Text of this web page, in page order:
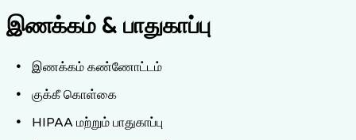
இணக்கம் & பாதுகாப்பு
இணக்கம் கண்ணோட்டம்
குக்கீ கொள்கை
HIPAA மற்றும் பாதுகாப்பு